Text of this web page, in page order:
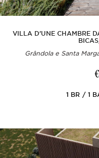
VILLA D'UNE CHAMBRE
Grândola e Santa
1 BR 1